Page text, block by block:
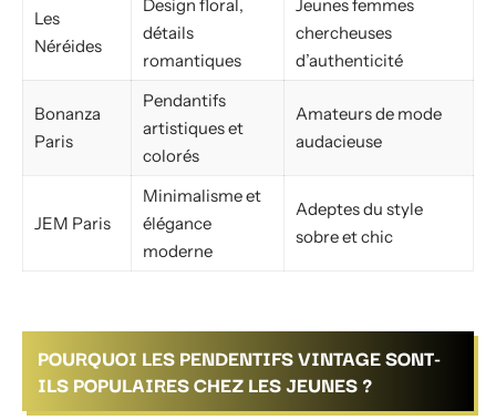
Les
Néréides
Design floral,
détails
romantiques
Jeunes femmes
chercheuses
d’authenticité
Bonanza
Paris
Pendantifs
artistiques et
colorés
Amateurs de mode
audacieuse
JEM Paris
Minimalisme et
élégance
moderne
Adeptes du style
sobre et chic
POURQUOI LES PENDENTIFS VINTAGE SONT-
ILS POPULAIRES CHEZ LES JEUNES ?